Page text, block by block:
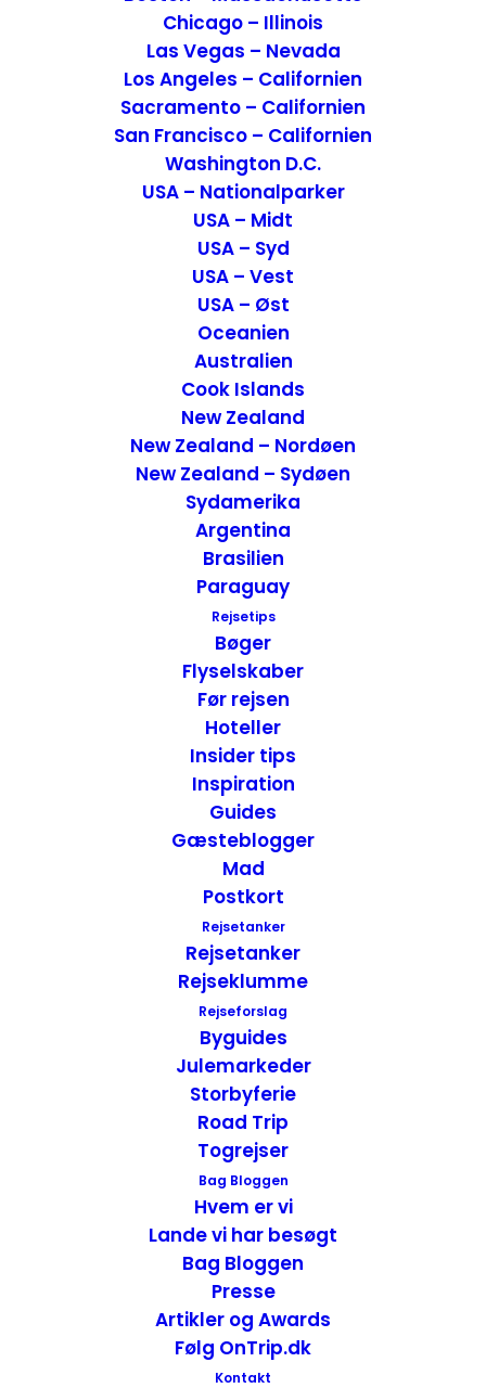
Chicago – Illinois
Las Vegas – Nevada
Los Angeles – Californien
Sacramento – Californien
San Francisco – Californien
Washington D.C.
USA – Nationalparker
USA – Midt
USA – Syd
USA – Vest
USA – Øst
Oceanien
Australien
Cook Islands
New Zealand
New Zealand – Nordøen
New Zealand – Sydøen
Sydamerika
Argentina
Brasilien
Paraguay
Rejsetips
Bøger
Flyselskaber
Før rejsen
Hoteller
Insider tips
Inspiration
Guides
Gæsteblogger
Mad
Postkort
Rejsetanker
Rejsetanker
Rejseklumme
Rejseforslag
Byguides
Julemarkeder
Storbyferie
Road Trip
Togrejser
Bag Bloggen
Hvem er vi
Lande vi har besøgt
Bag Bloggen
Presse
Artikler og Awards
Følg OnTrip.dk
Kontakt
Min morgen startede
Jeg gik ud ad molen på vej ned til båden,
denne tidlige morgen. Luften var stadig
lidt kølig og jeg nød det liv og de gøremål,
som de lokale havde startet deres dag
med. En vandbøffel som lige skulle have en
dukkert, et par mænd som var ved at
klargøre en båd alt imens jeg gik og
tænkte på, at jeg så frem til en dag i
Ombord på båden
Jeg gik ombord på båden. En gammel slidt
båd og jeg skyndte mig op på øverste
dæk. Jeg håbede at kunne finde en plads,